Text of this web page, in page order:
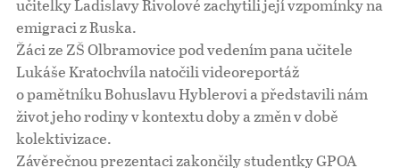
učitelky Ladislavy Rivolové zachytili její vzpomínky na
emigraci z Ruska.
Žáci ze ZŠ Olbramovice pod vedením pana učitele
Lukáše Kratochvíla natočili videoreportáž
o pamětníku Bohuslavu Hyblerovi a představili nám
život jeho rodiny v kontextu doby a změn v době
kolektivizace.
Závěrečnou prezentaci zakončily studentky GPOA